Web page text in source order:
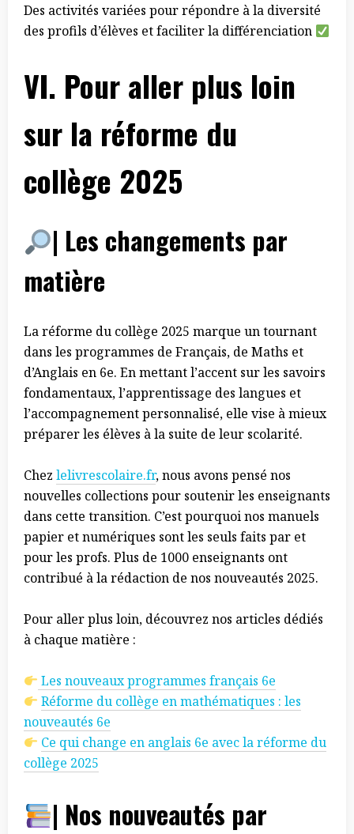
Des activités variées pour répondre à la diversité
des profils d’élèves et faciliter la différenciation
VI. Pour aller plus loin
sur la réforme du
collège 2025
| Les changements par
matière
La réforme du collège 2025 marque un tournant
dans les programmes de Français, de Maths et
d’Anglais en 6e. En mettant l’accent sur les savoirs
fondamentaux, l’apprentissage des langues et
l’accompagnement personnalisé, elle vise à mieux
préparer les élèves à la suite de leur scolarité.
Chez lelivrescolaire.fr, nous avons pensé nos
nouvelles collections pour soutenir les enseignants
dans cette transition. C’est pourquoi nos manuels
papier et numériques sont les seuls faits par et
pour les profs. Plus de 1000 enseignants ont
contribué à la rédaction de nos nouveautés 2025.
Pour aller plus loin, découvrez nos articles dédiés
à chaque matière :
Les nouveaux programmes français 6e
Réforme du collège en mathématiques : les
nouveautés 6e
Ce qui change en anglais 6e avec la réforme du
collège 2025
| Nos nouveautés par